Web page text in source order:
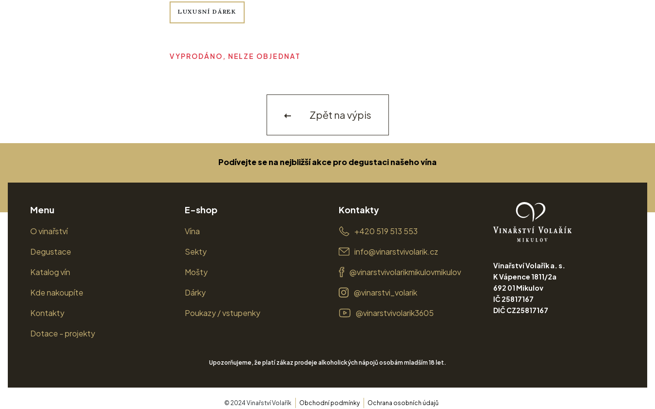
LUXUSNÍ DÁREK
VYPRODÁNO, NELZE OBJEDNAT
Zpět na výpis
Podívejte se na nejbližší akce pro degustaci našeho vína
Menu
O vinařství
Degustace
Katalog vín
Kde nakoupíte
Kontakty
Dotace - projekty
E-shop
Vína
Sekty
Mošty
Dárky
Poukazy / vstupenky
Kontakty
+420 519 513 553
info@vinarstvivolarik.cz
@vinarstvivolarikmikulovmikulov
@vinarstvi_volarik
@vinarstvivolarik3605
Vinařství Volařík a. s.
K Vápence 1811/2a
692 01 Mikulov
IČ 25817167
DIČ CZ25817167
Upozorňujeme, že platí zákaz prodeje alkoholických nápojů osobám mladším 18 let.
© 2024 Vinařství Volařík Obchodní podmínky Ochrana osobních údajů